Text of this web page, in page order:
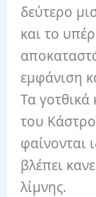
δεύτερο
και το
εμφάνιση
Τα γοτθικά
του
φαίνονται
βλέπει
λίμνης.